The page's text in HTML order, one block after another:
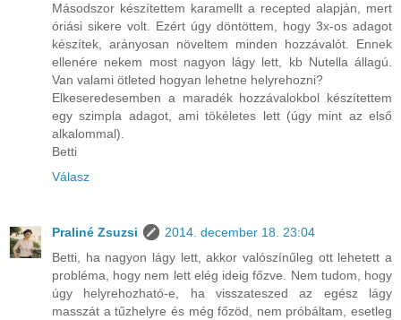
Másodszor készítettem karamellt a recepted alapján, mert
óriási sikere volt. Ezért úgy döntöttem, hogy 3x-os adagot
készítek, arányosan növeltem minden hozzávalót. Ennek
ellenére nekem most nagyon lágy lett, kb Nutella állagú.
Van valami ötleted hogyan lehetne helyrehozni?
Elkeseredesemben a maradék hozzávalokbol készítettem
egy szimpla adagot, ami tökéletes lett (úgy mint az első
alkalommal).
Betti
Válasz
Praliné Zsuzsi
2014. december 18. 23:04
Betti, ha nagyon lágy lett, akkor valószínűleg ott lehetett a
probléma, hogy nem lett elég ideig főzve. Nem tudom, hogy
úgy helyrehozható-e, ha visszateszed az egész lágy
masszát a tűzhelyre és még főzöd, nem próbáltam, esetleg